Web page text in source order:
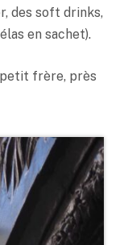
des soft drinks,
en sachet).
petit frère, près